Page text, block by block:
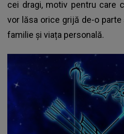
cei dragi, motiv pentru care
vor lăsa orice grijă de-o
familie și viața personală.